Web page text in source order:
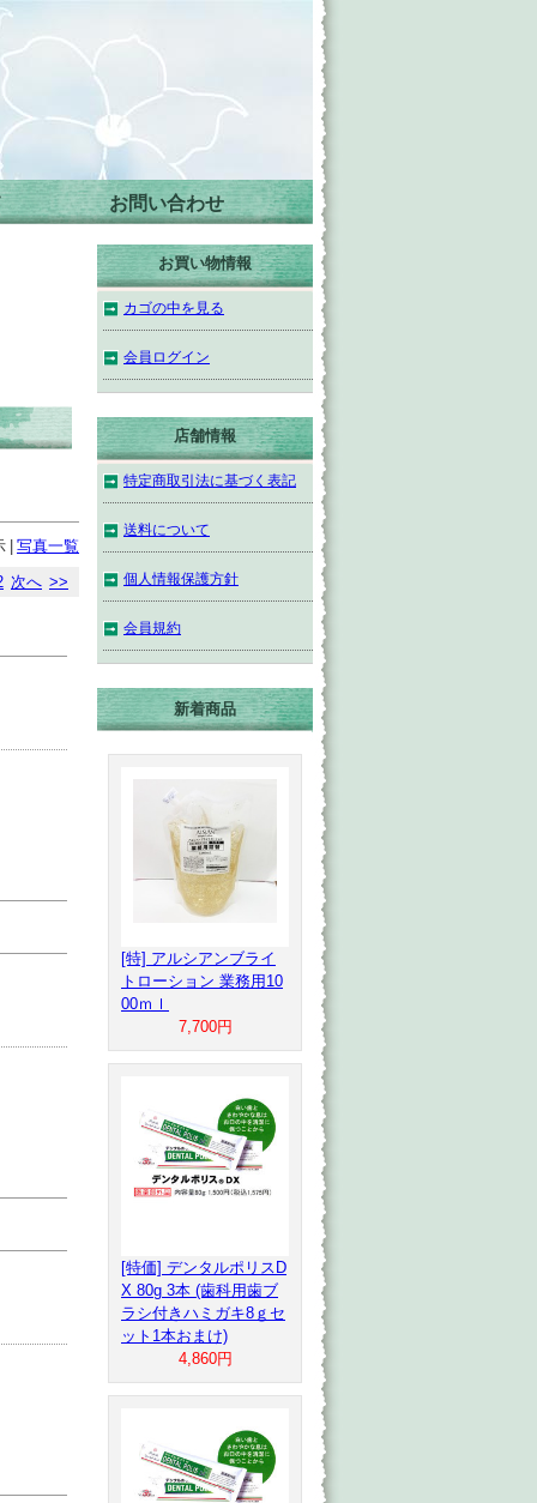
お問い合わせ
写真一覧
次へ >>
お買い物情報
カゴの中を見る
会員ログイン
店舗情報
特定商取引法に基づく表記
送料について
個人情報保護方針
会員規約
新着商品
[特] アルシアンブライ
トローション 業務用10
00ｍｌ
7,700円
[特価] デンタルポリスD
X 80g 3本 (歯科用歯ブ
ラシ付きハミガキ8ｇセ
ット1本おまけ)
4,860円